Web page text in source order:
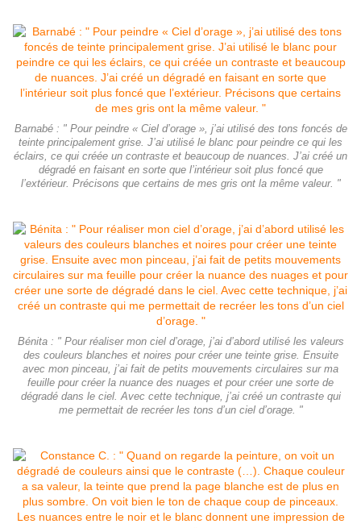
Barnabé : " Pour peindre « Ciel d’orage », j’ai utilisé des tons foncés de
teinte principalement grise. J’ai utilisé le blanc pour peindre ce qui les
éclairs, ce qui créée un contraste et beaucoup de nuances. J’ai créé un
dégradé en faisant en sorte que l’intérieur soit plus foncé que
l’extérieur. Précisons que certains de mes gris ont la même valeur. "
Bénita : " Pour réaliser mon ciel d’orage, j’ai d’abord utilisé les valeurs
des couleurs blanches et noires pour créer une teinte grise. Ensuite
avec mon pinceau, j’ai fait de petits mouvements circulaires sur ma
feuille pour créer la nuance des nuages et pour créer une sorte de
dégradé dans le ciel. Avec cette technique, j’ai créé un contraste qui
me permettait de recréer les tons d’un ciel d’orage. "